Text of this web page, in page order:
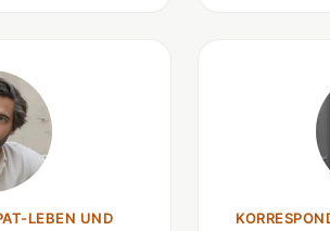
LEBEN UND